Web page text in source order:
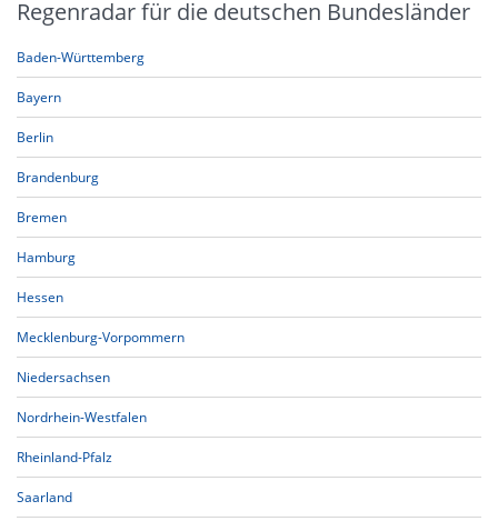
Regenradar für die deutschen Bundesländer
Baden-Württemberg
Bayern
Berlin
Brandenburg
Bremen
Hamburg
Hessen
Mecklenburg-Vorpommern
Niedersachsen
Nordrhein-Westfalen
Rheinland-Pfalz
Saarland